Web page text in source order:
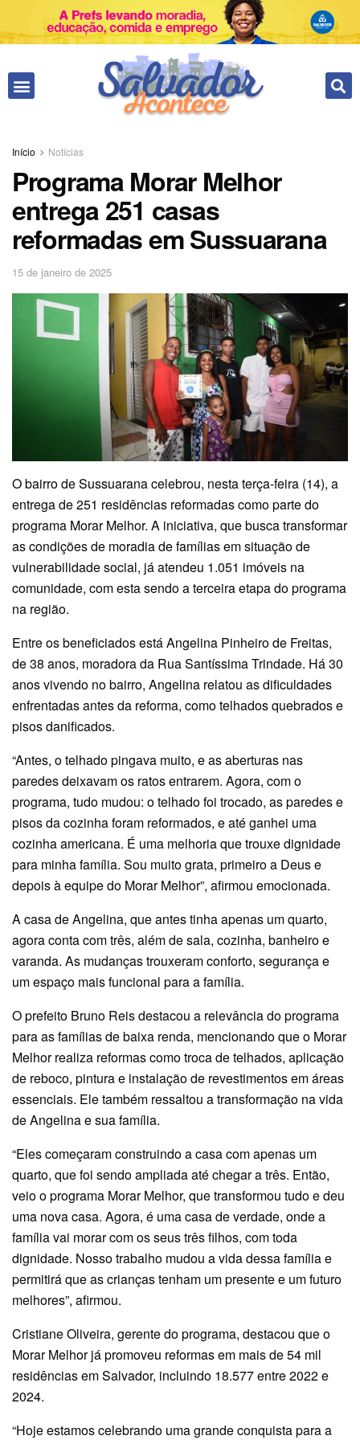
Início Notícias
Programa Morar Melhor
entrega 251 casas
reformadas em Sussuarana
15 de janeiro de 2025
O bairro de Sussuarana celebrou, nesta terça-feira (14), a
entrega de 251 residências reformadas como parte do
programa Morar Melhor. A iniciativa, que busca transformar
as condições de moradia de famílias em situação de
vulnerabilidade social, já atendeu 1.051 imóveis na
comunidade, com esta sendo a terceira etapa do programa
na região.
Entre os beneficiados está Angelina Pinheiro de Freitas,
de 38 anos, moradora da Rua Santíssima Trindade. Há 30
anos vivendo no bairro, Angelina relatou as dificuldades
enfrentadas antes da reforma, como telhados quebrados e
pisos danificados.
“Antes, o telhado pingava muito, e as aberturas nas
paredes deixavam os ratos entrarem. Agora, com o
programa, tudo mudou: o telhado foi trocado, as paredes e
pisos da cozinha foram reformados, e até ganhei uma
cozinha americana. É uma melhoria que trouxe dignidade
para minha família. Sou muito grata, primeiro a Deus e
depois à equipe do Morar Melhor”, afirmou emocionada.
A casa de Angelina, que antes tinha apenas um quarto,
agora conta com três, além de sala, cozinha, banheiro e
varanda. As mudanças trouxeram conforto, segurança e
um espaço mais funcional para a família.
O prefeito Bruno Reis destacou a relevância do programa
para as famílias de baixa renda, mencionando que o Morar
Melhor realiza reformas como troca de telhados, aplicação
de reboco, pintura e instalação de revestimentos em áreas
essenciais. Ele também ressaltou a transformação na vida
de Angelina e sua família.
“Eles começaram construindo a casa com apenas um
quarto, que foi sendo ampliada até chegar a três. Então,
veio o programa Morar Melhor, que transformou tudo e deu
uma nova casa. Agora, é uma casa de verdade, onde a
família vai morar com os seus três filhos, com toda
dignidade. Nosso trabalho mudou a vida dessa família e
permitirá que as crianças tenham um presente e um futuro
melhores”, afirmou.
Cristiane Oliveira, gerente do programa, destacou que o
Morar Melhor já promoveu reformas em mais de 54 mil
residências em Salvador, incluindo 18.577 entre 2022 e
2024.
“Hoje estamos celebrando uma grande conquista para a